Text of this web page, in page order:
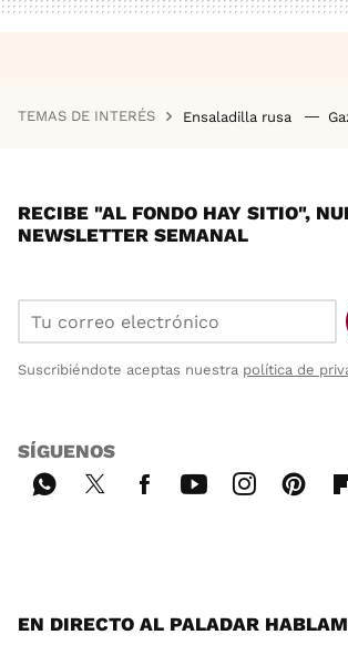
TEMAS DE INTERÉS Ensaladilla rusa
RECIBE "AL FONDO HAY SITIO",
NEWSLETTER SEMANAL
Suscribiéndote aceptas nuestra política de
SÍGUENOS
EN DIRECTO AL PALADAR